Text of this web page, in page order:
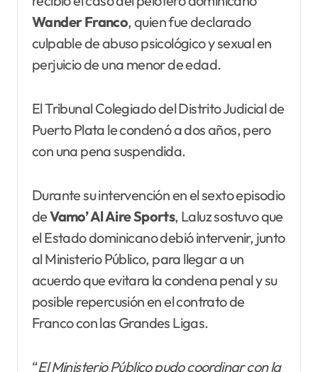
Wander Franco, quien fue declarado
culpable de abuso psicológico y sexual en
perjuicio de una menor de edad.
El Tribunal Colegiado del Distrito Judicial de
Puerto Plata le condenó a dos años, pero
con una pena suspendida.
Durante su intervención en el sexto episodio
deVamo’ Al Aire Sports, Laluz sostuvo que
el Estado dominicano debió intervenir, junto
al Ministerio Público, para llegar a un
acuerdo que evitara la condena penal y su
posible repercusión en el contrato de
Franco con las Grandes Ligas.
“ElMinisterio Público pudo coordinar con la